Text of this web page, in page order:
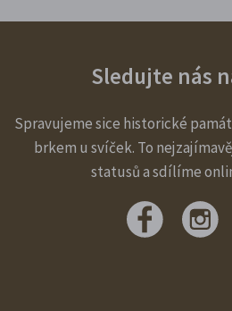
Sledujte nás
Spravujeme sice historické
brkem u svíček. To
statusů a sdílíme